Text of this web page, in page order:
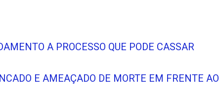
A PROCESSO QUE PODE CASSAR
E AMEAÇADO DE MORTE EM FRENTE AO